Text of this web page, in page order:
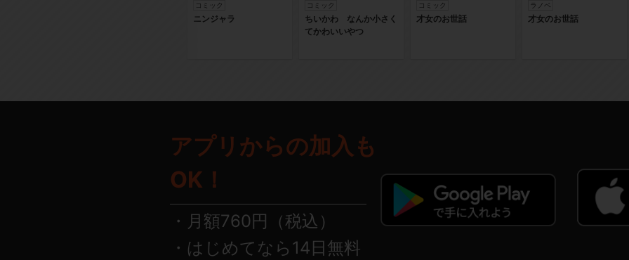
コミック
ニンジャラ
コミック
ちいかわ なんか小さく
てかわいいやつ
コミック
才女のお世話
ラノベ
才女のお世話
アプリからの加入も
OK！
月額760円（税込）
はじめてなら14日無料